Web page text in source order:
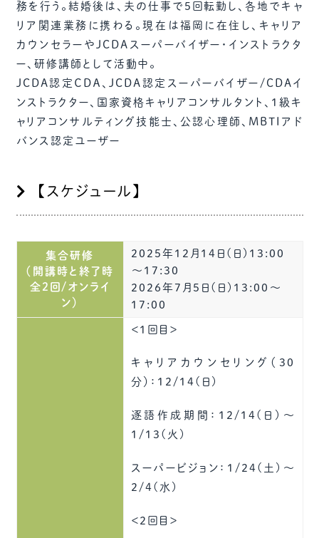
務を行う。結婚後は、夫の仕事で5回転勤し、各地でキャ
リア関連業務に携わる。現在は福岡に在住し、キャリア
カウンセラーやJCDAスーパーバイザー・インストラクタ
ー、研修講師として活動中。
JCDA認定ＣＤＡ、JCDA認定スーパーバイザー/CDAイ
ンストラクター、国家資格キャリアコンサルタント、1級キ
ャリアコンサルティング技能士、公認心理師、MBTIアド
バンス認定ユーザー
【スケジュール】
集合研修
（開講時と終了時
全2回/オンライ
ン）
2025年12月14日(日)13:00
～17:30
2026年7月5日(日)13:00～
17:00
＜1回目＞
キャリアカウンセリング（30
分）：12/14(日)
逐語作成期間：12/14(日)～
1/13(火)
スーパービジョン：1/24(土)～
2/4(水)
＜2回目＞